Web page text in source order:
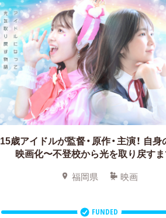
15歳アイドルが監督・原作・主演！ 自身
映画化〜不登校から光を取り戻す
福岡県 映画
FUNDED